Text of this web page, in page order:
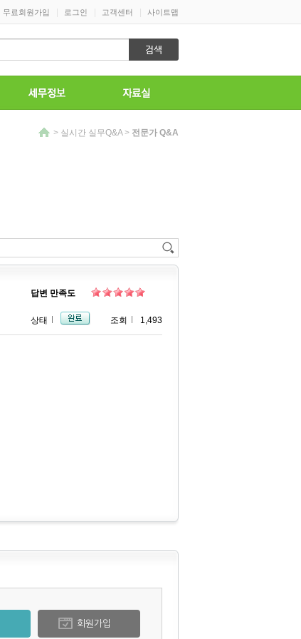
무료회원가입 로그인 고객센터 사이트맵
> 실시간 실무Q&A> 전문가 Q&A
답변 만족도
상태 조회 1,493
회원가입